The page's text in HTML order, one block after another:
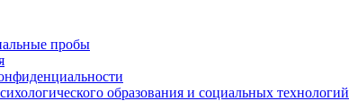
пробы
образования и социальных технологий